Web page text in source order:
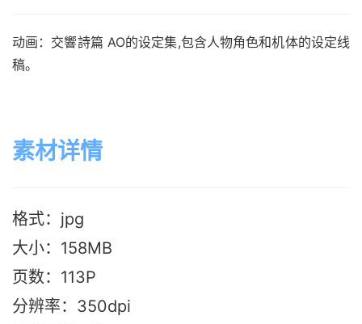
动画：交響詩篇 AO的设定集,包含人物角色和机体的设定线
稿。
素材详情
格式：jpg
大小：158MB
页数：113P
分辨率：350dpi